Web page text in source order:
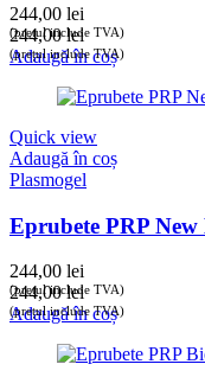
244,00 lei
(prețul include TVA)
244,00lei
(prețul include TVA)
Adaugă în coș
Quick view
Adaugă în coș
Plasmogel
Eprubete PRP
244,00 lei
(prețul include TVA)
244,00lei
(prețul include TVA)
Adaugă în coș